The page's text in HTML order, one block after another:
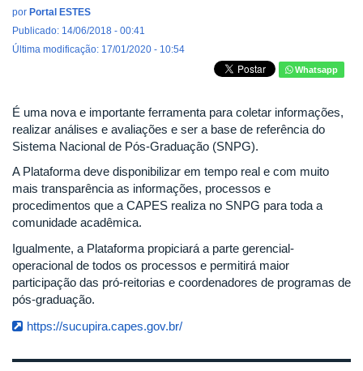
por Portal ESTES
Publicado: 14/06/2018 - 00:41
Última modificação: 17/01/2020 - 10:54
Whatsapp
É uma nova e importante ferramenta para coletar informações,
realizar análises e avaliações e ser a base de referência do
Sistema Nacional de Pós-Graduação (SNPG).
A Plataforma deve disponibilizar em tempo real e com muito
mais transparência as informações, processos e
procedimentos que a CAPES realiza no SNPG para toda a
comunidade acadêmica.
Igualmente, a Plataforma propiciará a parte gerencial-
operacional de todos os processos e permitirá maior
participação das pró-reitorias e coordenadores de programas de
pós-graduação.
https://sucupira.capes.gov.br/